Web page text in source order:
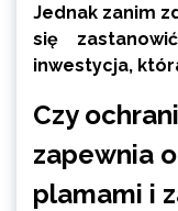
Jednak zanim
się
inwestycja,
Czy
zapewnia
plamami i